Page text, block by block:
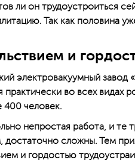
ли он трудоустроиться
Так как половина
и
электровакуумный завод
практически во всех
400 человек.
непростая работа, и те
достаточно сложны. Тем
и гордостью